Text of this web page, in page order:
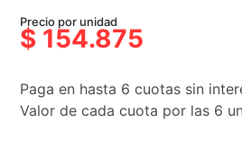
precio
original
$309.750.
precio
actual
$154.875.
Precio por unidad
$ 154.875
Paga en hasta 6 cuotas sin
Valor de cada cuota por las 6